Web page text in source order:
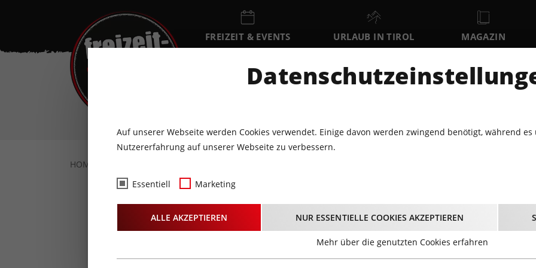
FREIZEIT & EVENTS URLAUB IN TIROL MAGAZIN
EVENTKALENDER
SA SO MO 11
HOME
Sing deinen Song - in der
Innsbruck
Auf unserer Webseite werden Cookies verwendet. Einige davon werden zwingend benötigt, während
Nutzererfahrung auf unserer Webseite zu verbessern.
Essentiell Marketing
ALLE AKZEPTIEREN NUR ESSENTIELLE COOKIES AKZEPTIEREN
Mehr über die genutzten Cookies erfahren